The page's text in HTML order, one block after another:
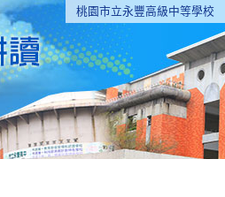
桃園市立永豐高級中等學校